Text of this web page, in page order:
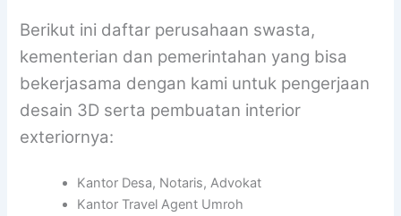
Berikut ini daftar perusahaan swasta,
kementerian dan pemerintahan yang bisa
bekerjasama dengan kami untuk pengerjaan
desain 3D serta pembuatan interior
exteriornya:
Kantor Desa, Notaris, Advokat
Kantor Travel Agent Umroh